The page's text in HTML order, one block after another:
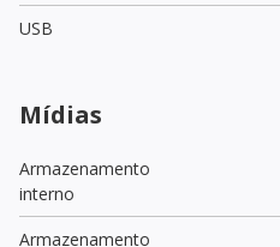
USB
Mídias
Armazenamento
interno
Armazenamento